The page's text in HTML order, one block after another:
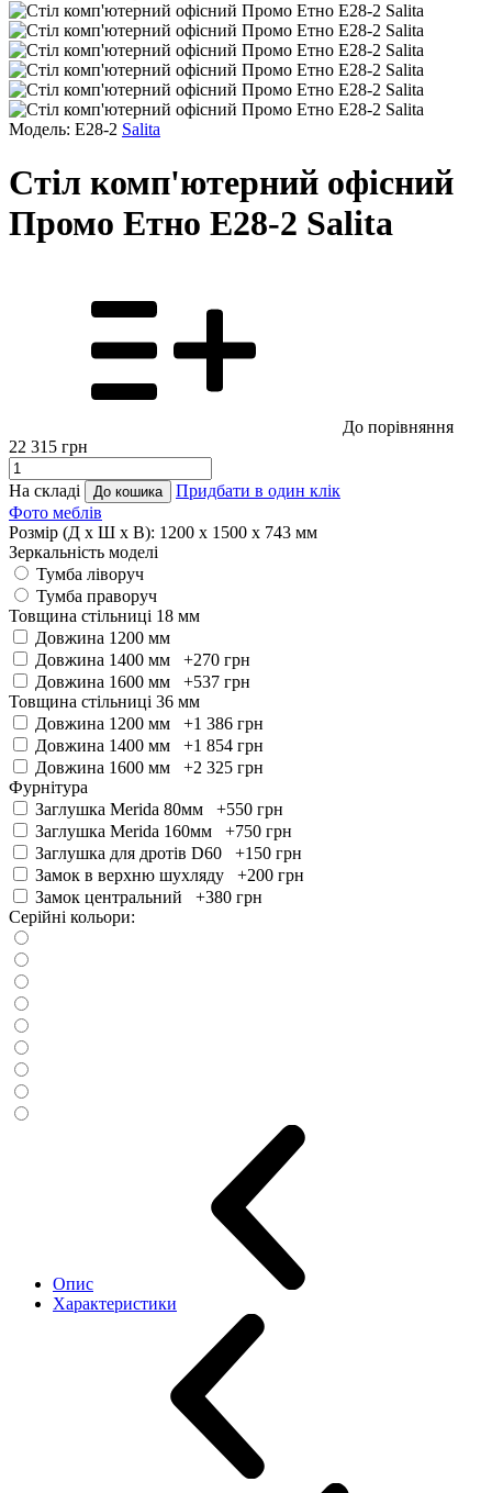
Модель: E28-2 Salita
Стіл комп'ютерний офісний
Промо Етно E28-2 Salita
До порівняння
22 315 грн
На складі До кошика
Придбати в один клік
Фото меблів
Розмір (Д x Ш x В): 1200 x 1500 x 743 мм
Зеркальність моделі
Тумба ліворуч
Тумба праворуч
Товщина стільниці 18 мм
Довжина 1200 мм
Довжина 1400 мм +270 грн
Довжина 1600 мм +537 грн
Товщина стільниці 36 мм
Довжина 1200 мм +1 386 грн
Довжина 1400 мм +1 854 грн
Довжина 1600 мм +2 325 грн
Фурнітура
Заглушка Merida 80мм +550 грн
Заглушка Merida 160мм +750 грн
Заглушка для дротів D60 +150 грн
Замок в верхню шухляду +200 грн
Замок центральний +380 грн
Серійні кольори:
Опис
Характеристики